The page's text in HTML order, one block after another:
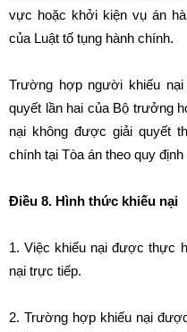
vực hoặc khởi kiện vụ án
của Luật tố tụng hành chính.
Trường hợp người khiếu
quyết lần hai của Bộ trưởng
nại không được giải quyết
chính tại Tòa án theo quy
Điều 8. Hình thức khiếu nại
1. Việc khiếu nại được thực
nại trực tiếp.
2. Trường hợp khiếu nại